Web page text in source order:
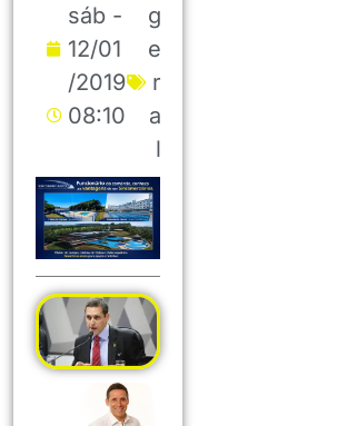
sáb -
12/01
/2019
08:10
g
e
r
a
l